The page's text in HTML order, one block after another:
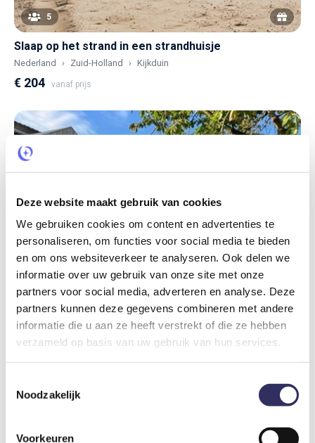
Deze website maakt gebruik van cookies
We gebruiken cookies om content en advertenties te
personaliseren, om functies voor social media te bieden
en om ons websiteverkeer te analyseren. Ook delen we
informatie over uw gebruik van onze site met onze
partners voor social media, adverteren en analyse. Deze
partners kunnen deze gegevens combineren met andere
informatie die u aan ze heeft verstrekt of die ze hebben
verzameld op basis van uw gebruik van hun services.
Noodzakelijk
Voorkeuren
5
Slaap op het strand in een strandhuisje
Nederland Zuid-Holland Kijkduin
€ 204 vanaf prijs
2